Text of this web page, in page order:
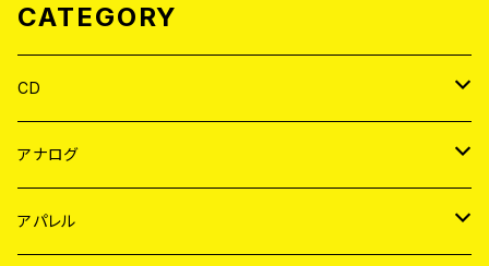
CATEGORY
CD
JAPAN
WORLD
アナログ
JAPAN
アパレル